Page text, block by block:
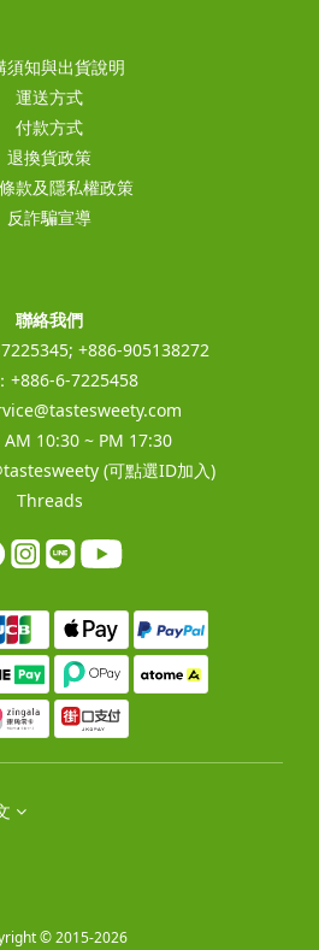
須知與出貨說明
運送方式
付款方式
退換貨政策
款及隱私權政策
反詐騙宣導
聯絡我們
+886-905138272
+886-6-7225458
AM 10:30 ~ PM 17:30
(可點選ID加入)
Threads
© 2015-2026